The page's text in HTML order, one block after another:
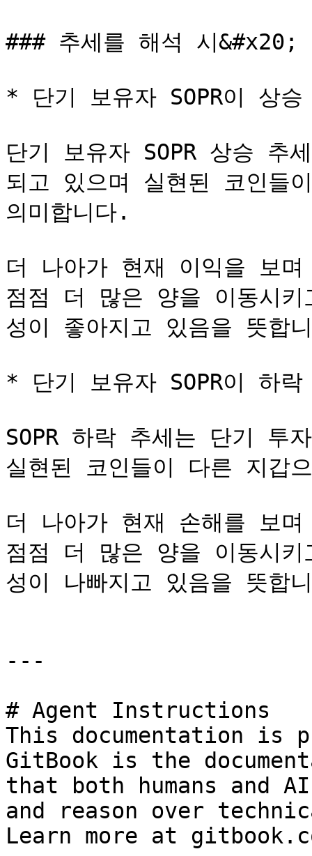
### 추세를 해석 시&#x20;
* 단기 보유자 SOPR이 상
단기 보유자 SOPR 상승 추
되고 있으며 실현된 코인들
의미합니다.
더 나아가 현재 이익을 보
점점 더 많은 양을 이동시
성이 좋아지고 있음을 뜻합
* 단기 보유자 SOPR이 하
SOPR 하락 추세는 단기 투
실현된 코인들이 다른 지갑
더 나아가 현재 손해를 보
점점 더 많은 양을 이동시
성이 나빠지고 있음을 뜻합
---
# Agent Instructions
This documentation is
GitBook is the
that both humans and
and reason over
Learn more at